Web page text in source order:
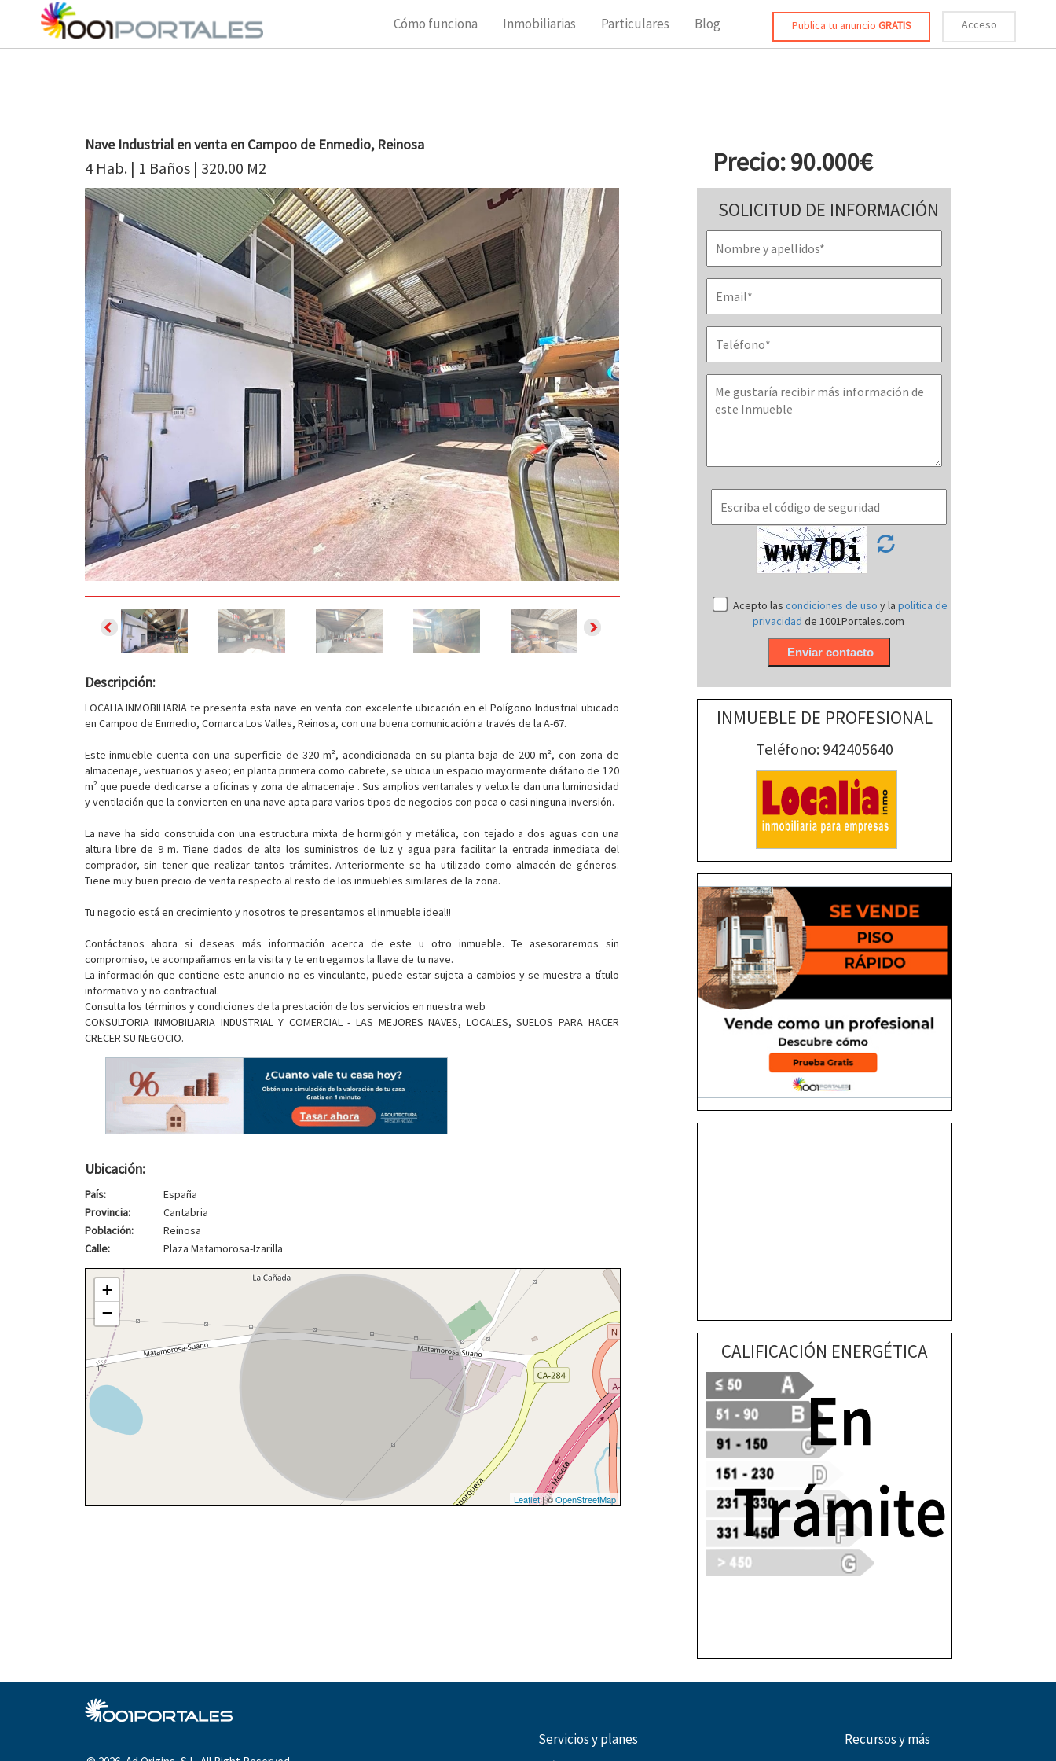
Cómo funciona Inmobiliarias Particulares Blog Publica tu anuncio GRATIS Acceso
Nave Industrial en venta en Campoo de Enmedio, Reinosa
4 Hab. | 1 Baños | 320.00 M2
Descripción:
LOCALIA INMOBILIARIA te presenta esta nave en venta con excelente ubicación en el Polígono Industrial ubicado
en Campoo de Enmedio, Comarca Los Valles, Reinosa, con una buena comunicación a través de la A-67.
Este inmueble cuenta con una superficie de 320 m², acondicionada en su planta baja de 200 m², con zona de
almacenaje, vestuarios y aseo; en planta primera como cabrete, se ubica un espacio mayormente diáfano de 120
m² que puede dedicarse a oficinas y zona de almacenaje . Sus amplios ventanales y velux le dan una luminosidad
y ventilación que la convierten en una nave apta para varios tipos de negocios con poca o casi ninguna inversión.
La nave ha sido construida con una estructura mixta de hormigón y metálica, con tejado a dos aguas con una
altura libre de 9 m. Tiene dados de alta los suministros de luz y agua para facilitar la entrada inmediata del
comprador, sin tener que realizar tantos trámites. Anteriormente se ha utilizado como almacén de géneros.
Tiene muy buen precio de venta respecto al resto de los inmuebles similares de la zona.
Tu negocio está en crecimiento y nosotros te presentamos el inmueble ideal!!
Contáctanos ahora si deseas más información acerca de este u otro inmueble. Te asesoraremos sin
compromiso, te acompañamos en la visita y te entregamos la llave de tu nave.
La información que contiene este anuncio no es vinculante, puede estar sujeta a cambios y se muestra a título
informativo y no contractual.
Consulta los términos y condiciones de la prestación de los servicios en nuestra web
CONSULTORIA INMOBILIARIA INDUSTRIAL Y COMERCIAL - LAS MEJORES NAVES, LOCALES, SUELOS PARA HACER
CRECER SU NEGOCIO.
Ubicación:
País:
España
Provincia:
Cantabria
Población:
Reinosa
Calle:
Plaza Matamorosa-Izarilla
+
−
Leaflet| ©OpenStreetMap
Precio: 90.000€
SOLICITUD DE INFORMACIÓN
Acepto lascondiciones de usoy lapolitica de
privacidadde 1001Portales.com
INMUEBLE DE PROFESIONAL
Teléfono: 942405640
CALIFICACIÓN ENERGÉTICA
Servicios y planes
Recursos y más